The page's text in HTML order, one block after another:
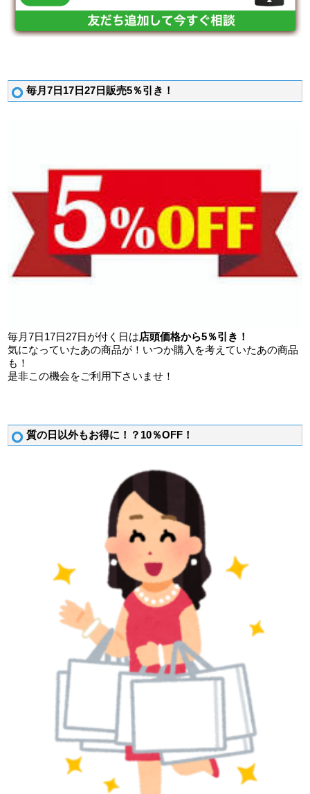
毎月7日17日27日販売5％引き！
毎月7日17日27日が付く日は店頭価格から5％引き！
気になっていたあの商品が！いつか購入を考えていたあの商品
も！
是非この機会をご利用下さいませ！
質の日以外もお得に！？10％OFF！